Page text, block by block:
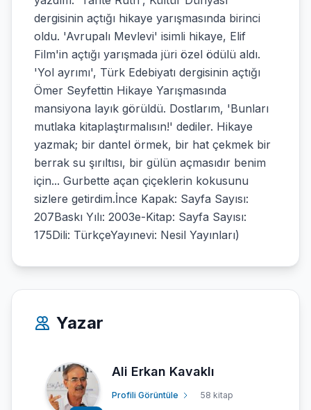
dergisinin açtığı hikaye yarışmasında birinci
oldu. 'Avrupalı Mevlevi' isimli hikaye, Elif
Film'in açtığı yarışmada jüri özel ödülü aldı.
'Yol ayrımı', Türk Edebiyatı dergisinin açtığı
Ömer Seyfettin Hikaye Yarışmasında
mansiyona layık görüldü. Dostlarım, 'Bunları
mutlaka kitaplaştırmalısın!' dediler. Hikaye
yazmak; bir dantel örmek, bir hat çekmek bir
berrak su şırıltısı, bir gülün açmasıdır benim
için... Gurbette açan çiçeklerin kokusunu
sizlere getirdim.İnce Kapak: Sayfa Sayısı:
207Baskı Yılı: 2003e-Kitap: Sayfa Sayısı:
175Dili: TürkçeYayınevi: Nesil Yayınları)
Yazar
Ali Erkan Kavaklı
Profili Görüntüle 58 kitap